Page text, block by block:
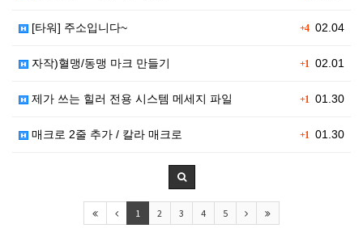
+402.04
[타워] 주소입니다~
+102.01
자작)혈맹/동맹 마크 만들기
+101.30
제가 쓰는 힐러 전용 시스템 메세지 파일
+101.30
매크로 2줄 추가 / 칼라 매크로
1 2 3 4 5